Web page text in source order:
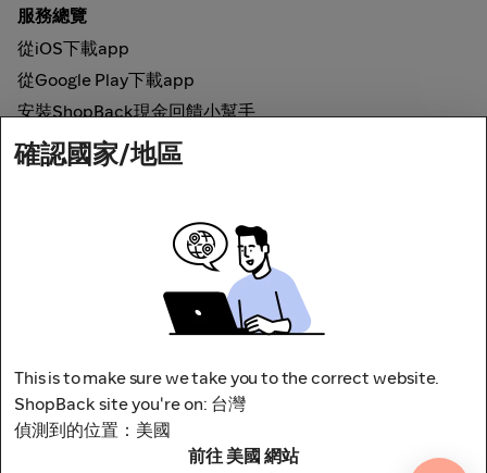
服務總覽
從iOS下載app
從Google Play下載app
安裝ShopBack現金回饋小幫手
如何運作
地址：台北市松山區南京東路四段1號8樓
確認國家/地區
This is to make sure we take you to the correct website.
ShopBack site you're on: 台灣
偵測到的位置：美國
前往 美國 網站